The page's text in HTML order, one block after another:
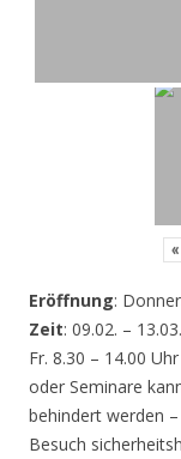
«
Eröffnung:
Zeit: 09.02. –
Fr. 8.30 – 14.00
oder Seminare
behindert werden
Besuch